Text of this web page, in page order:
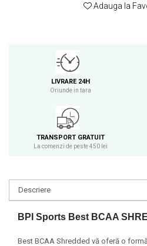
Power System
Raw Nutrition
REDCON1
Revoflex
RIPT
Scitec
Skill Nutrition
Smart Shake
Adauga la
LIVRARE 24H
Oriunde in tara
TRANSPORT GRATUIT
La comenzi de peste 450 lei
Descriere
BPI Sports Best BCAA
Best BCAA Shredded vă oferă o